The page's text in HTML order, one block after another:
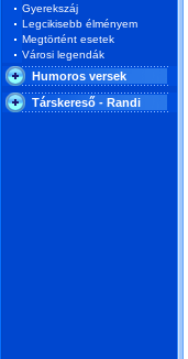
Gyerekszáj
Legcikisebb élményem
Megtörtént esetek
Városi legendák
Humoros versek
Társkereső - Randi